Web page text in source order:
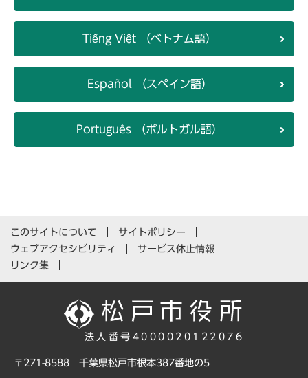
Tiếng Việt （ベトナム語）
Español （スペイン語）
Português （ポルトガル語）
このサイトについて
サイトポリシー
ウェブアクセシビリティ
サービス休止情報
リンク集
法人番号4000020122076
〒271-8588 千葉県松戸市根本387番地の5